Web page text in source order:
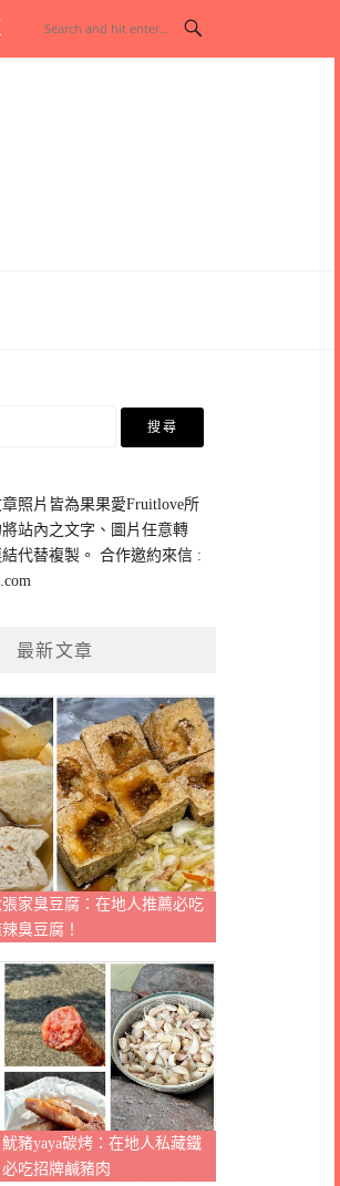
照片皆為果果愛Fruitlove所
站內之文字、圖片任意轉
代替複製。 合作邀約來信 :
最新文章
家臭豆腐：在地人推薦必吃
臭豆腐！
豬yaya碳烤：在地人私藏鐵
吃招牌鹹豬肉